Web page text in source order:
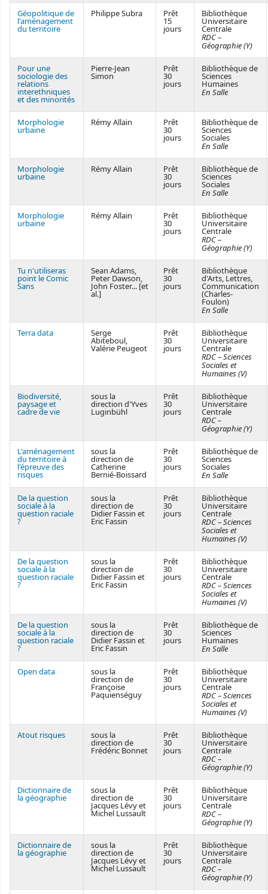
Géopolitique de
l'aménagement
du territoire
Philippe Subra Prêt
15
jours
Bibliothèque
Universitaire
Centrale
RDC –
Géographie (Y)
Pour une
sociologie des
relations
interethniques
et des minorités
Pierre-Jean
Simon
Prêt
30
jours
Bibliothèque de
Sciences
Humaines
En Salle
Morphologie
urbaine
Rémy Allain Prêt
30
jours
Bibliothèque de
Sciences
Sociales
En Salle
Morphologie
urbaine
Rémy Allain Prêt
30
jours
Bibliothèque de
Sciences
Sociales
En Salle
Morphologie
urbaine
Rémy Allain Prêt
30
jours
Bibliothèque
Universitaire
Centrale
RDC –
Géographie (Y)
Tu n'utiliseras
point le Comic
Sans
Sean Adams,
Peter Dawson,
John Foster... [et
al.]
Prêt
30
jours
Bibliothèque
d'Arts, Lettres,
Communication
(Charles-
Foulon)
En Salle
Terra data Serge
Abiteboul,
Valérie Peugeot
Prêt
30
jours
Bibliothèque
Universitaire
Centrale
RDC – Sciences
Sociales et
Humaines (V)
Biodiversité,
paysage et
cadre de vie
sous la
direction d'Yves
Luginbühl
Prêt
30
jours
Bibliothèque
Universitaire
Centrale
RDC –
Géographie (Y)
L'aménagement
du territoire à
l'épreuve des
risques
sous la
direction de
Catherine
Bernié-Boissard
Prêt
30
jours
Bibliothèque de
Sciences
Sociales
En Salle
De la question
sociale à la
question raciale
?
sous la
direction de
Didier Fassin et
Eric Fassin
Prêt
30
jours
Bibliothèque
Universitaire
Centrale
RDC – Sciences
Sociales et
Humaines (V)
De la question
sociale à la
question raciale
?
sous la
direction de
Didier Fassin et
Eric Fassin
Prêt
30
jours
Bibliothèque
Universitaire
Centrale
RDC – Sciences
Sociales et
Humaines (V)
De la question
sociale à la
question raciale
?
sous la
direction de
Didier Fassin et
Eric Fassin
Prêt
30
jours
Bibliothèque de
Sciences
Humaines
En Salle
Open data sous la
direction de
Françoise
Paquienséguy
Prêt
30
jours
Bibliothèque
Universitaire
Centrale
RDC – Sciences
Sociales et
Humaines (V)
Atout risques sous la
direction de
Frédéric Bonnet
Prêt
30
jours
Bibliothèque
Universitaire
Centrale
RDC –
Géographie (Y)
Dictionnaire de
la géographie
sous la
direction de
Jacques Lévy et
Michel Lussault
Prêt
30
jours
Bibliothèque
Universitaire
Centrale
RDC –
Géographie (Y)
Dictionnaire de
la géographie
sous la
direction de
Jacques Lévy et
Michel Lussault
Prêt
30
jours
Bibliothèque
Universitaire
Centrale
RDC –
Géographie (Y)